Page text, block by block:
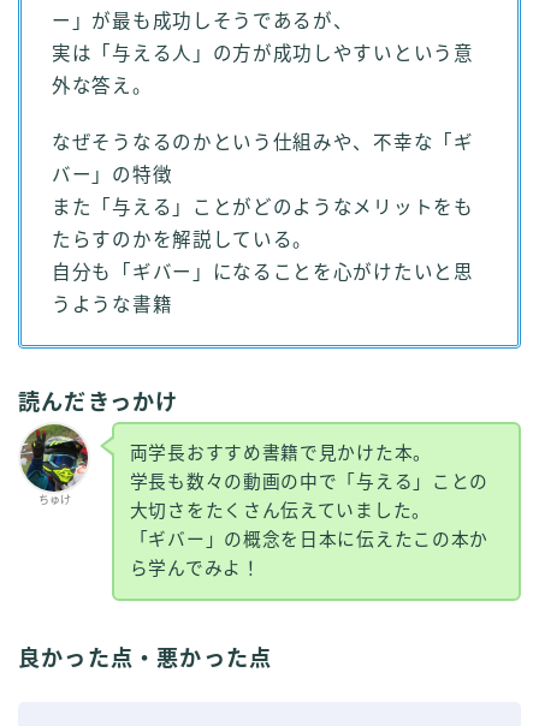
ー」が最も成功しそうであるが、
実は「与える人」の方が成功しやすいという意
外な答え。
なぜそうなるのかという仕組みや、不幸な「ギ
バー」の特徴
また「与える」ことがどのようなメリットをも
たらすのかを解説している。
自分も「ギバー」になることを心がけたいと思
うような書籍
読んだきっかけ
ちゅけ
両学長おすすめ書籍で見かけた本。
学長も数々の動画の中で「与える」ことの
大切さをたくさん伝えていました。
「ギバー」の概念を日本に伝えたこの本か
ら学んでみよ！
良かった点・悪かった点